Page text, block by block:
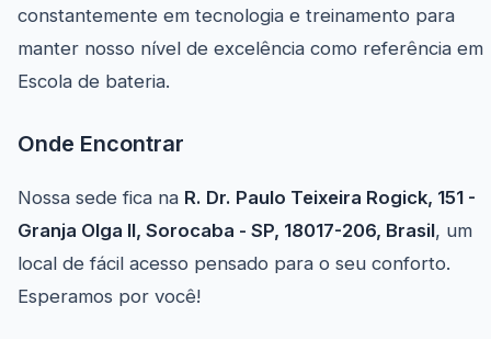
constantemente em tecnologia e treinamento para
manter nosso nível de excelência como referência em
Escola de bateria.
Onde Encontrar
Nossa sede fica na R. Dr. Paulo Teixeira Rogick, 151 -
Granja Olga II, Sorocaba - SP, 18017-206, Brasil, um
local de fácil acesso pensado para o seu conforto.
Esperamos por você!